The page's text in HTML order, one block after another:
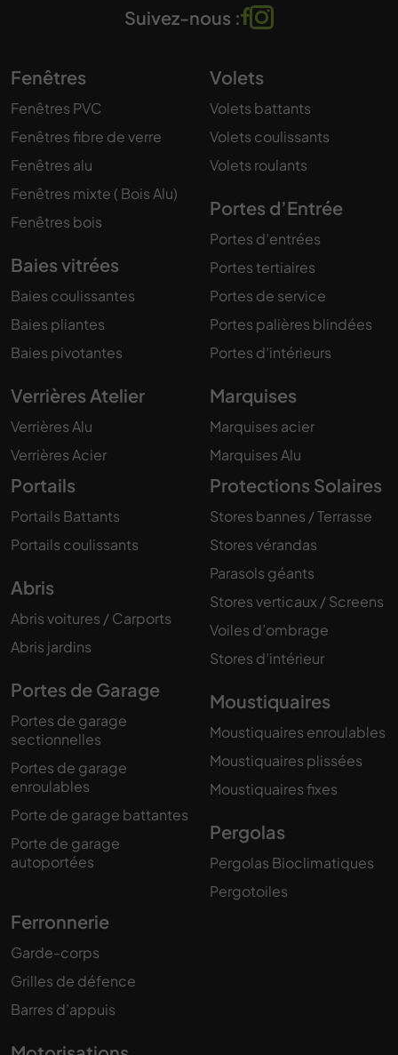
Suivez-nous :
Fenêtres
Fenêtres PVC
Fenêtres fibre de verre
Fenêtres alu
Fenêtres mixte ( Bois Alu)
Fenêtres bois
Baies vitrées
Baies coulissantes
Baies pliantes
Baies pivotantes
Verrières Atelier
Verrières Alu
Verrières Acier
Volets
Volets battants
Volets coulissants
Volets roulants
Portes d’Entrée
Portes d’entrées
Portes tertiaires
Portes de service
Portes palières blindées
Portes d’intérieurs
Marquises
Marquises acier
Marquises Alu
Portails
Portails Battants
Portails coulissants
Abris
Abris voitures / Carports
Abris jardins
Portes de Garage
Portes de garage
sectionnelles
Portes de garage
enroulables
Porte de garage battantes
Porte de garage
autoportées
Protections Solaires
Stores bannes / Terrasse
Stores vérandas
Parasols géants
Stores verticaux / Screens
Voiles d’ombrage
Stores d’intérieur
Moustiquaires
Moustiquaires enroulables
Moustiquaires plissées
Moustiquaires fixes
Pergolas
Pergolas Bioclimatiques
Pergotoiles
Ferronnerie
Garde-corps
Grilles de défence
Barres d’appuis